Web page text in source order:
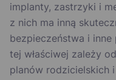
implanty, zastrzyki i
z nich ma inną
bezpieczeństwa i
tej właściwej zależy
planów rodzicielskich